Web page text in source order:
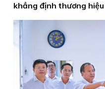
khẳng định thương